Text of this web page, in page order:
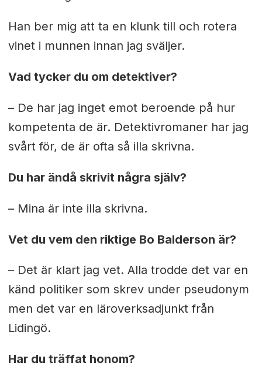
Han ber mig att ta en klunk till och rotera
vinet i munnen innan jag sväljer.
Vad tycker du om detektiver?
– De har jag inget emot beroende på hur
kompetenta de är. Detektivromaner har jag
svårt för, de är ofta så illa skrivna.
Du har ändå skrivit några själv?
– Mina är inte illa skrivna.
Vet du vem den riktige Bo Balderson är?
– Det är klart jag vet. Alla trodde det var en
känd politiker som skrev under pseudonym
men det var en läroverksadjunkt från
Lidingö.
Har du träffat honom?